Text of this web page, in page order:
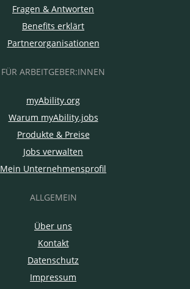
Fragen & Antworten
Benefits erklärt
Partnerorganisationen
FÜR ARBEITGEBER:INNEN
myAbility.org
Warum myAbility.jobs
Produkte & Preise
Jobs verwalten
Mein Unternehmensprofil
ALLGEMEIN
Über uns
Kontakt
Datenschutz
Impressum